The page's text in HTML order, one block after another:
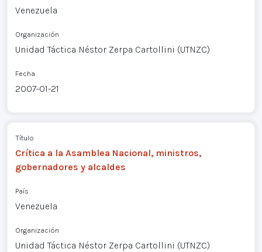
Venezuela
Organización
Unidad Táctica Néstor Zerpa Cartollini (UTNZC)
Fecha
2007-01-21
Título
Crítica a la Asamblea Nacional, ministros,
gobernadores y alcaldes
País
Venezuela
Organización
Unidad Táctica Néstor Zerpa Cartollini (UTNZC)